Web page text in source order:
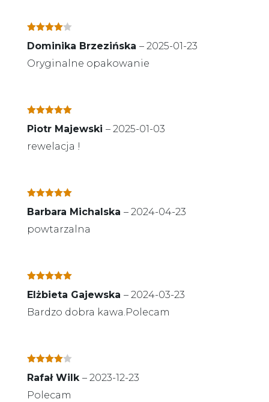
4na 5
Dominika Brzezińska – 2025-01-23
Oryginalne opakowanie
na 5
Piotr Majewski – 2025-01-03
rewelacja !
na 5
Barbara Michalska – 2024-04-23
powtarzalna
na 5
Elżbieta Gajewska – 2024-03-23
Bardzo dobra kawa.Polecam
4na 5
Rafał Wilk – 2023-12-23
Polecam